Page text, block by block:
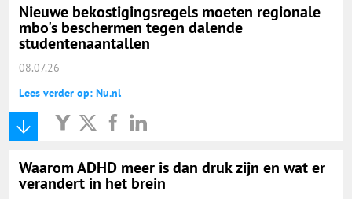
Nieuwe bekostigingsregels moeten regionale
mbo's beschermen tegen dalende
studentenaantallen
08.07.26
Lees verder op: Nu.nl
Waarom ADHD meer is dan druk zijn en wat er
verandert in het brein